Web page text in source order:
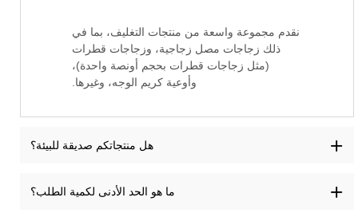
نقدم مجموعة واسعة من منتجات التغليف، بما في
ذلك زجاجات مصل زجاجية، وزجاجات قطرات
(مثل زجاجات قطرات بحجم أونصة واحدة)،
وأوعية كريم الوجه، وغيرها.
هل منتجاتكم صديقة للبيئة؟
ما هو الحد الأدنى لكمية الطلب؟